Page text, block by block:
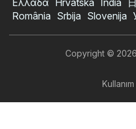
România Srbija Slovenija
Copyright © 2026